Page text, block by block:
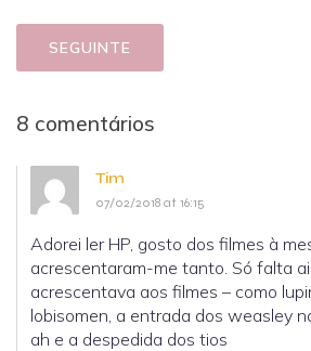
SEGUINTE
8 comentários
Tim
07/02/2018 at 16:15
Adorei ler HP, gosto dos filmes à
acrescentaram-me tanto. Só falta
acrescentava aos filmes – como
lobisomen, a entrada dos weasley
ah e a despedida dos tios